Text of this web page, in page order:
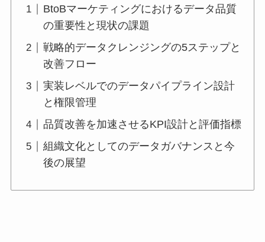
BtoBマーケティングにおけるデータ品質
の重要性と現状の課題
戦略的データクレンジングの5ステップと
改善フロー
実装レベルでのデータパイプライン設計
と権限管理
品質改善を加速させるKPI設計と評価指標
組織文化としてのデータガバナンスと今
後の展望